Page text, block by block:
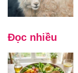
Đọc nhiều